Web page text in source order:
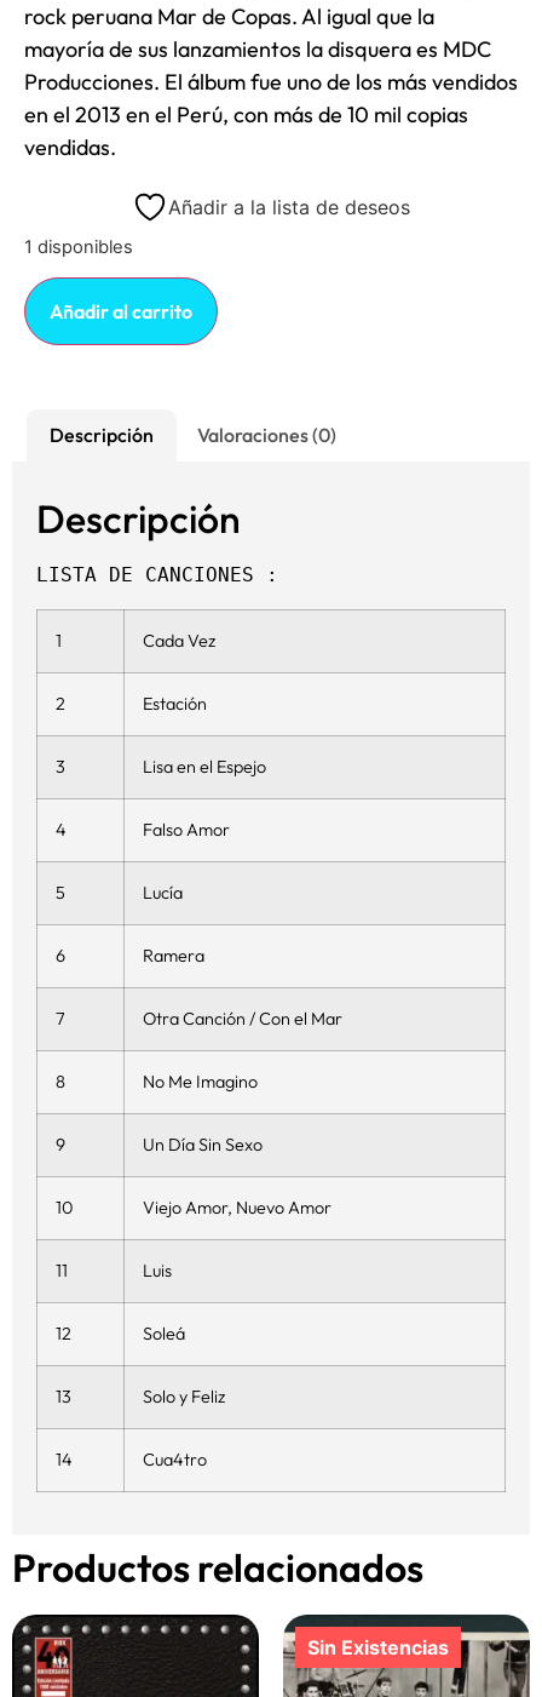
rock peruana Mar de Copas. Al igual que la
mayoría de sus lanzamientos la disquera es MDC
Producciones. El álbum fue uno de los más vendidos
en el 2013 en el Perú, con más de 10 mil copias
vendidas.
Añadir a la lista de deseos
1 disponibles
Añadir al carrito
Descripción Valoraciones (0)
Descripción
LISTA DE CANCIONES :
1 Cada Vez
2 Estación
3 Lisa en el Espejo
4 Falso Amor
5 Lucía
6 Ramera
7 Otra Canción / Con el Mar
8 No Me Imagino
9 Un Día Sin Sexo
10 Viejo Amor, Nuevo Amor
11 Luis
12 Soleá
13 Solo y Feliz
14 Cua4tro
Productos relacionados